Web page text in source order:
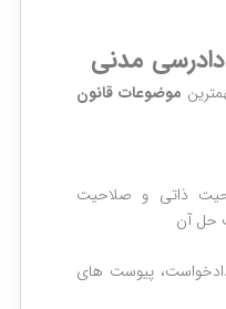
مدنی
موضوعات قانون
ذاتی و صلاحیت
حل آن
پیوست های